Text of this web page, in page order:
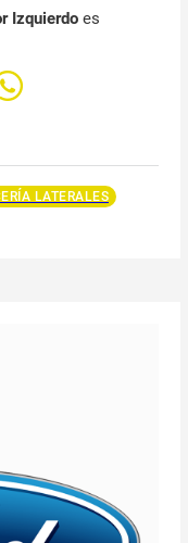
Izquierdoes
LATERALES